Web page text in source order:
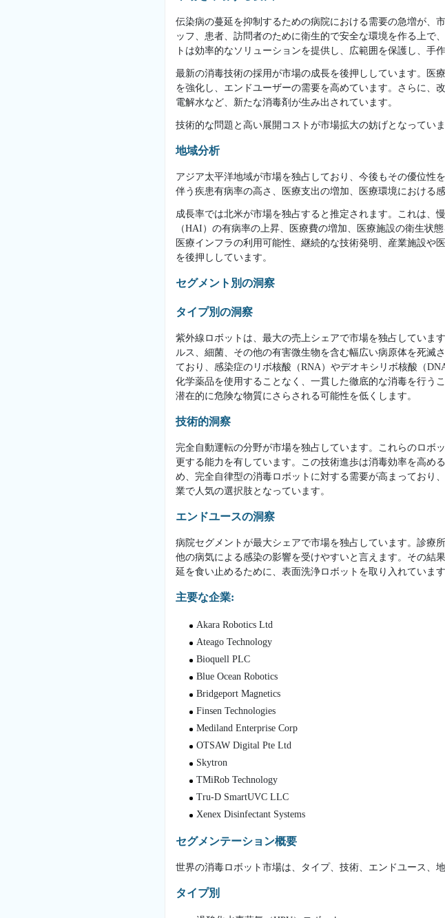
伝染病の蔓延を抑制するための病院における需要の急増が、
ッフ、患者、訪問者のために衛生的で安全な環境を作る上で
トは効率的なソリューションを提供し、広範囲を保護し、手
最新の消毒技術の採用が市場の成長を後押ししています。医
を強化し、エンドユーザーの需要を高めています。さらに、
電解水など、新たな消毒剤が生み出されています。
技術的な問題と高い展開コストが市場拡大の妨げとなっていま
地域分析
アジア太平洋地域が市場を独占しており、今後もその優位性
伴う疾患有病率の高さ、医療支出の増加、医療環境における
成長率では北米が市場を独占すると推定されます。これは、
（HAI）の有病率の上昇、医療費の増加、医療施設の衛生状
医療インフラの利用可能性、継続的な技術発明、産業施設や
を後押ししています。
セグメント別の洞察
タイプ別の洞察
紫外線ロボットは、最大の売上シェアで市場を独占していま
ルス、細菌、その他の有害微生物を含む幅広い病原体を死滅
ており、感染症のリボ核酸（RNA）やデオキシリボ核酸（
化学薬品を使用することなく、一貫した徹底的な消毒を行う
潜在的に危険な物質にさらされる可能性を低くします。
技術的洞察
完全自動運転の分野が市場を独占しています。これらのロボ
更する能力を有しています。この技術進歩は消毒効率を高め
め、完全自律型の消毒ロボットに対する需要が高まっており
業で人気の選択肢となっています。
エンドユースの洞察
病院セグメントが最大シェアで市場を独占しています。診療
他の病気による感染の影響を受けやすいと言えます。その結
延を食い止めるために、表面洗浄ロボットを取り入れています
主要な企業:
Akara Robotics Ltd
Ateago Technology
Bioquell PLC
Blue Ocean Robotics
Bridgeport Magnetics
Finsen Technologies
Mediland Enterprise Corp
OTSAW Digital Pte Ltd
Skytron
TMiRob Technology
Tru-D SmartUVC LLC
Xenex Disinfectant Systems
セグメンテーション概要
世界の消毒ロボット市場は、タイプ、技術、エンドユース、
タイプ別